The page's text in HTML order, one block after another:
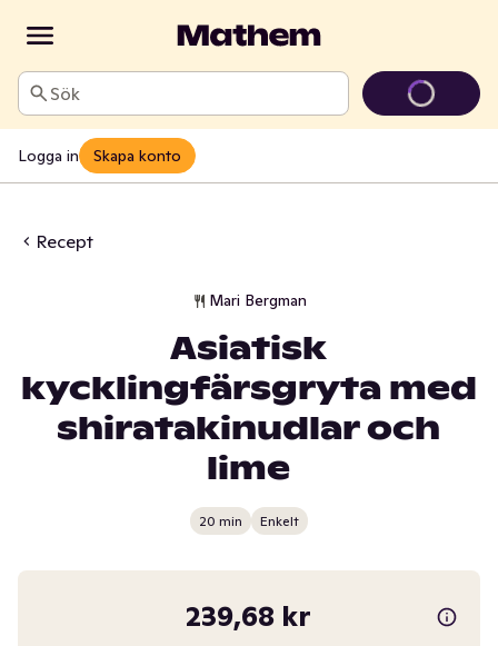
Sök
Logga in Skapa konto
Recept
Mari Bergman
Asiatisk
kycklingfärsgryta med
shiratakinudlar och
lime
20 min Enkelt
239,68 kr